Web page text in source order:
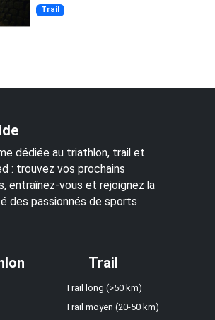
Trail
dédiée au triathlon, trail et
: trouvez vos prochains
entraînez-vous et rejoignez la
des passionnés de sports
Trail
Trail long (>50 km)
Trail moyen (20-50 km)